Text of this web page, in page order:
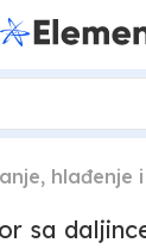
hlađenje
sa